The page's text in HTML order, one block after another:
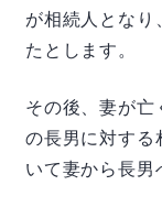
が相続人とな
たとします。
その後、妻が
の長男に対する
いて妻から長男